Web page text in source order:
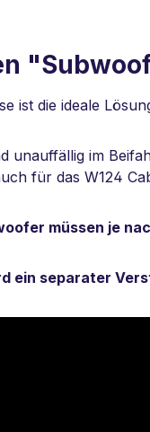
ist die ideale
im
für das W124
müssen je
ein separater